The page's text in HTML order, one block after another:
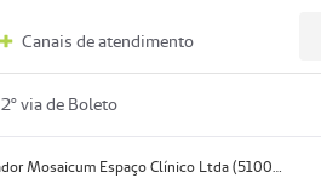
Canais de atendimento
2º via de Boleto
Prestador Mosaicum Espaço Clínico Ltda (51004352-0)